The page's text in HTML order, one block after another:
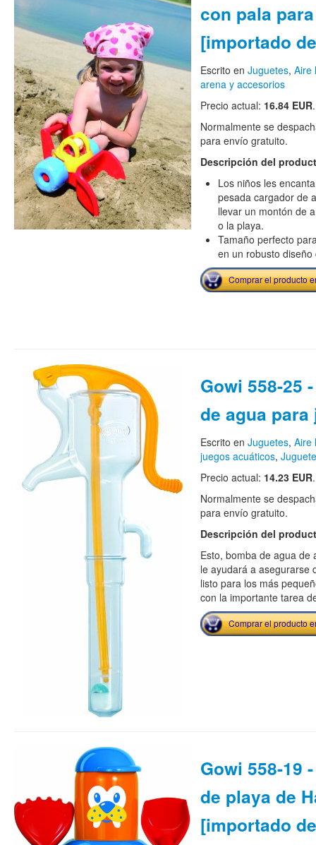
con pala
[importado
Escrito en Juguetes, Aire
arena y accesorios
Precio actual: 16.84 EUR.
Normalmente se
para envío gratuito.
Descripción del
Los niños les
pesada cargador de
llevar un montón de
o la playa.
Tamaño perfecto
en un robusto
Comprar el producto
Gowi 558-25
de agua para
Escrito en Juguetes, Aire
juegos acuáticos,
Precio actual: 14.23 EUR.
Normalmente se
para envío gratuito.
Descripción del
Esto, bomba de agua de
le ayudará a asegurarse
listo para los más
con la importante tarea
Comprar el producto
Gowi 558-19
de playa de
[importado